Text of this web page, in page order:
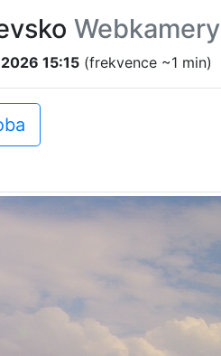
Webkamery
15:15 (frekvence ~1 min)